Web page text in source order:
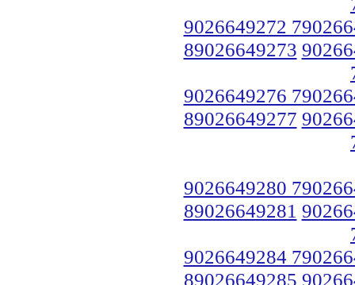
9026649272
89026649273
9026649276
89026649277
9026649280
89026649281
9026649284
89026649285